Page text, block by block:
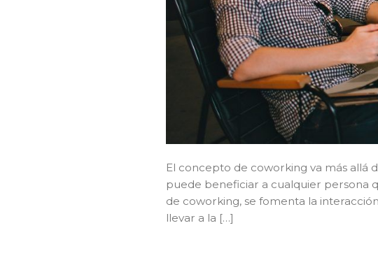
El concepto de coworking va más allá
puede beneficiar a cualquier persona
de coworking, se fomenta la
llevar a la […]